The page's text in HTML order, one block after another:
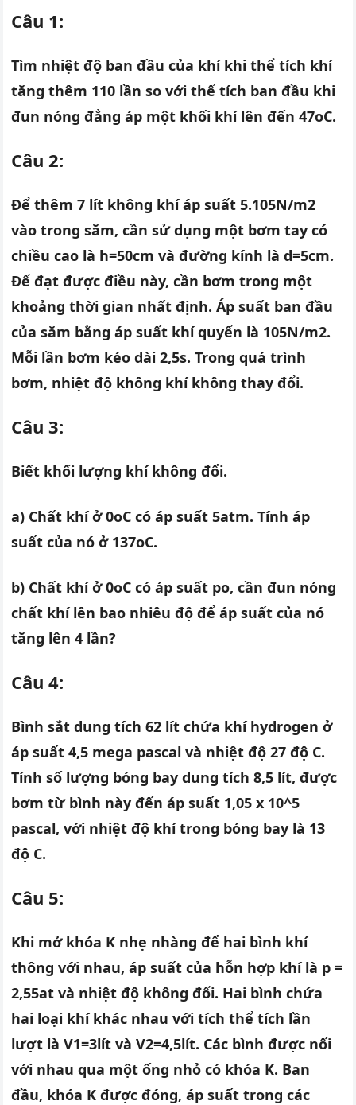
Câu 1:
Tìm nhiệt độ ban đầu của khí khi thể tích khí
tăng thêm 110 lần so với thể tích ban đầu khi
đun nóng đẳng áp một khối khí lên đến 47oC.
Câu 2:
Để thêm 7 lít không khí áp suất 5.105N/m2
vào trong săm, cần sử dụng một bơm tay có
chiều cao là h=50cm và đường kính là d=5cm.
Để đạt được điều này, cần bơm trong một
khoảng thời gian nhất định. Áp suất ban đầu
của săm bằng áp suất khí quyển là 105N/m2.
Mỗi lần bơm kéo dài 2,5s. Trong quá trình
bơm, nhiệt độ không khí không thay đổi.
Câu 3:
Biết khối lượng khí không đổi.
a) Chất khí ở 0oC có áp suất 5atm. Tính áp
suất của nó ở 137oC.
b) Chất khí ở 0oC có áp suất po, cần đun nóng
chất khí lên bao nhiêu độ để áp suất của nó
tăng lên 4 lần?
Câu 4:
Bình sắt dung tích 62 lít chứa khí hydrogen ở
áp suất 4,5 mega pascal và nhiệt độ 27 độ C.
Tính số lượng bóng bay dung tích 8,5 lít, được
bơm từ bình này đến áp suất 1,05 x 10^5
pascal, với nhiệt độ khí trong bóng bay là 13
độ C.
Câu 5:
Khi mở khóa K nhẹ nhàng để hai bình khí
thông với nhau, áp suất của hỗn hợp khí là p =
2,55at và nhiệt độ không đổi. Hai bình chứa
hai loại khí khác nhau với tích thể tích lần
lượt là V1=3lít và V2=4,5lít. Các bình được nối
với nhau qua một ống nhỏ có khóa K. Ban
đầu, khóa K được đóng, áp suất trong các